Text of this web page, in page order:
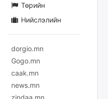
Төрийн
Нийслэлийн
dorgio.mn
Gogo.mn
caak.mn
news.mn
zindaa.mn